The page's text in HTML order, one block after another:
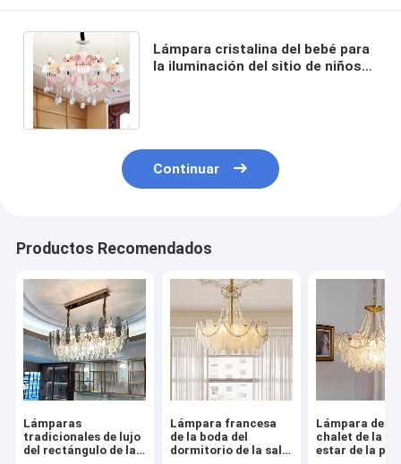
Lámpara cristalina del bebé para
la iluminación del sitio de niños
Continuar
Productos Recomendados
Lámparas
tradicionales de lujo
del rectángulo de la
Lámpara francesa
de la boda del
dormitorio de la sala
Lámpara de
chalet de la
estar de la